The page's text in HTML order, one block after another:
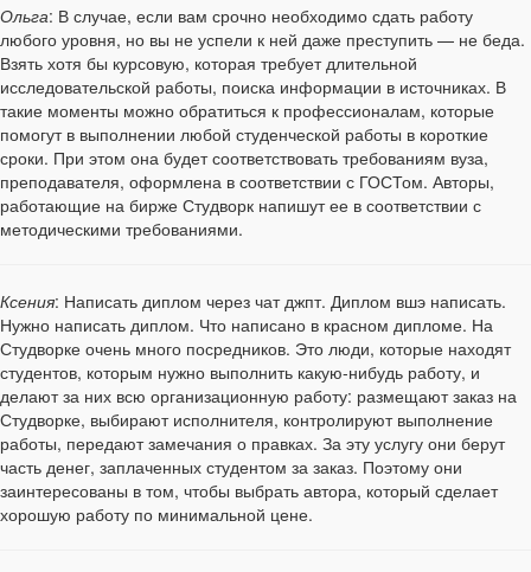
Ольга: В случае, если вам срочно необходимо сдать работу
любого уровня, но вы не успели к ней даже преступить — не беда.
Взять хотя бы курсовую, которая требует длительной
исследовательской работы, поиска информации в источниках. В
такие моменты можно обратиться к профессионалам, которые
помогут в выполнении любой студенческой работы в короткие
сроки. При этом она будет соответствовать требованиям вуза,
преподавателя, оформлена в соответствии с ГОСТом. Авторы,
работающие на бирже Студворк напишут ее в соответствии с
методическими требованиями.
Ксения: Написать диплом через чат джпт. Диплом вшэ написать.
Нужно написать диплом. Что написано в красном дипломе. На
Студворке очень много посредников. Это люди, которые находят
студентов, которым нужно выполнить какую-нибудь работу, и
делают за них всю организационную работу: размещают заказ на
Студворке, выбирают исполнителя, контролируют выполнение
работы, передают замечания о правках. За эту услугу они берут
часть денег, заплаченных студентом за заказ. Поэтому они
заинтересованы в том, чтобы выбрать автора, который сделает
хорошую работу по минимальной цене.